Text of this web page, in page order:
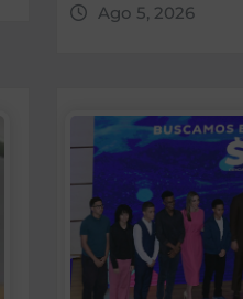
Ago 5, 2026